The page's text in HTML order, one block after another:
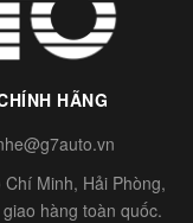
HÃNG
Minh, Hải Phòng,
hàng toàn quốc.